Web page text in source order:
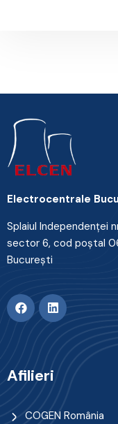
Electrocentrale
Splaiul Independenţei
sector 6, cod poştal
Bucureşti
Afilieri
COGEN România